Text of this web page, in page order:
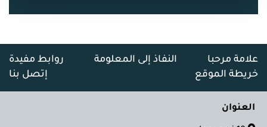
علامة مرحبا النفاذ إلى المعلومة
روابط مفيدة
خريطة الموقع
إتصل بنا
العنوان